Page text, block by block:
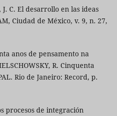
J. C. El desarrollo en las ideas
Ciudad de México, v. 9, n. 27,
anos de pensamento na
R. Cinquenta
Rio de Janeiro: Record, p.
procesos de integración